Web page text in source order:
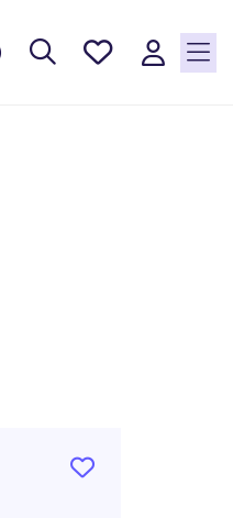
お気に